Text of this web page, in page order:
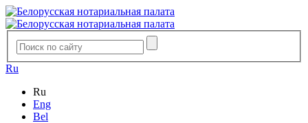
Ru
Ru
Eng
Bel